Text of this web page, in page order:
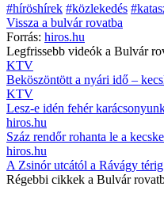
#híröshírek #közlekedés
Vissza a bulvárrovatba
Forrás: hiros.hu
Legfrissebb videók a Bulvár
KTV
Beköszöntött a nyári idő –
KTV
Lesz-e idén fehér
hiros.hu
Száz rendőr rohanta le a
hiros.hu
A Zsinór utcától a Rávágy
Régebbi cikkek a Bulvár